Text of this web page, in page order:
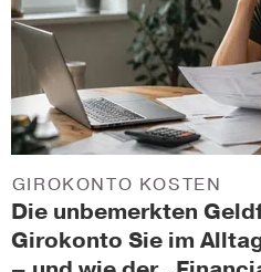
Die unbemerkten
Girokonto Sie im
GIROKONTO KOSTEN